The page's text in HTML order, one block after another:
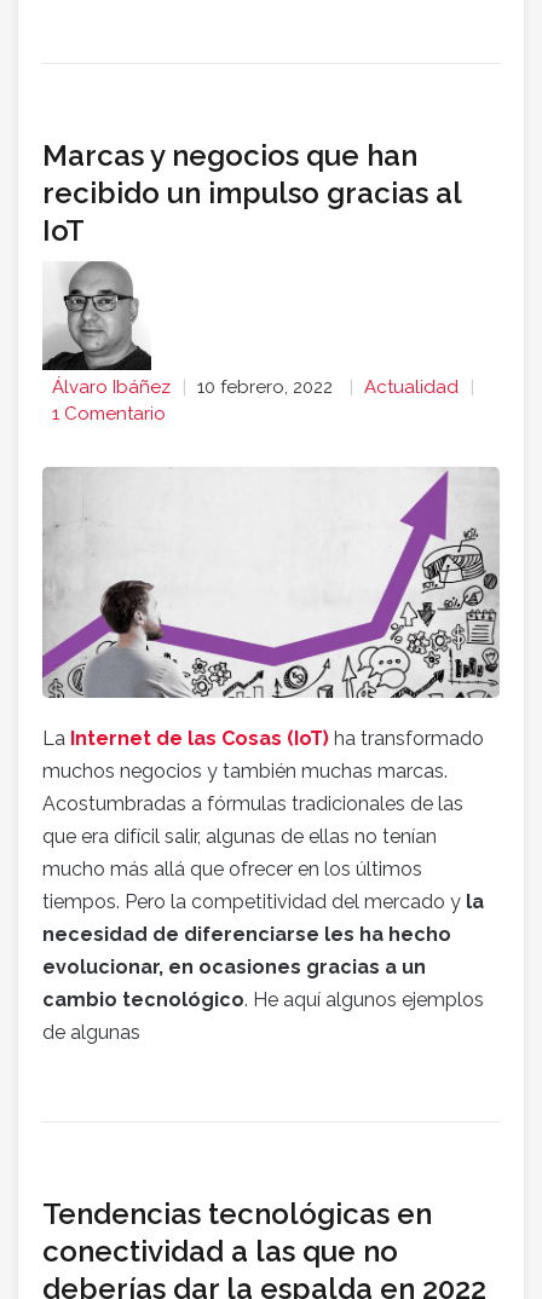
Marcas y negocios que han
recibido un impulso gracias al
IoT
Álvaro Ibáñez 10 febrero, 2022
Actualidad
1 Comentario
La Internet de las Cosas (IoT) ha transformado
muchos negocios y también muchas marcas.
Acostumbradas a fórmulas tradicionales de las
que era difícil salir, algunas de ellas no tenían
mucho más allá que ofrecer en los últimos
tiempos. Pero la competitividad del mercado y la
necesidad de diferenciarse les ha hecho
evolucionar, en ocasiones gracias a un
cambio tecnológico. He aquí algunos ejemplos
de algunas
Tendencias tecnológicas en
conectividad a las que no
deberías dar la espalda en 2022